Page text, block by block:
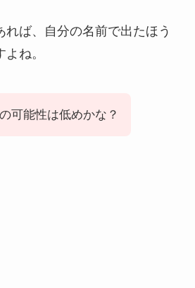
れば、自分の名前で出たほう
ね。
可能性は低めかな？